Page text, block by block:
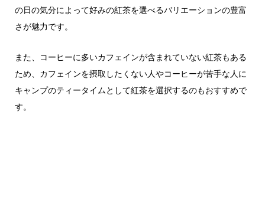
の日の気分によって好みの紅茶を選べるバリエーションの豊富
さが魅力です。
また、コーヒーに多いカフェインが含まれていない紅茶もある
ため、カフェインを摂取したくない人やコーヒーが苦手な人に
キャンプのティータイムとして紅茶を選択するのもおすすめで
す。